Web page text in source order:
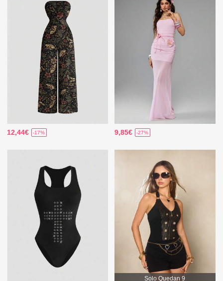
12,44€ -17% 9,85€ -27%
Solo Quedan 9